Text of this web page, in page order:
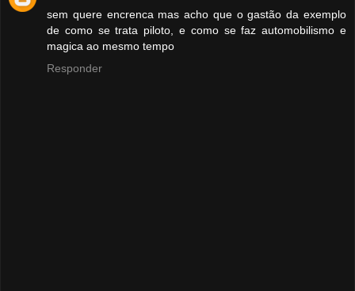
sem quere encrenca mas acho que o gastão da exemplo
de como se trata piloto, e como se faz automobilismo e
magica ao mesmo tempo
Responder